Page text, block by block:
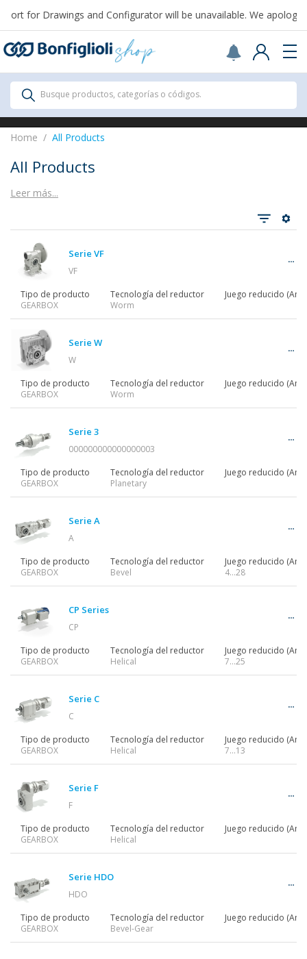
Scegli il Paese o territorio in cui sei per
acquistare online.
USA
Continue
for Drawings and Configurator will be unavailable. We apologize
All Products
All Products
Reductores
Motorreductores
Motors
Variadores
Accesorios
Otras series
Busque productos, categorías o códigos.
Home All Products
All Products
Leer más...
Serie VF
VF
Tipo de producto
GEARBOX
Tecnología del reductor
Worm
Juego reducido (Ang)
Serie W
W
Tipo de producto
GEARBOX
Tecnología del reductor
Worm
Juego reducido (Ang)
Serie 3
000000000000000003
Tipo de producto
GEARBOX
Tecnología del reductor
Planetary
Juego reducido (Ang)
Serie A
A
Tipo de producto
GEARBOX
Tecnología del reductor
Bevel
Juego reducido (Ang)
4…28
CP Series
CP
Tipo de producto
GEARBOX
Tecnología del reductor
Helical
Juego reducido (Ang)
7…25
Serie C
C
Tipo de producto
GEARBOX
Tecnología del reductor
Helical
Juego reducido (Ang)
7…13
Serie F
F
Tipo de producto
GEARBOX
Tecnología del reductor
Helical
Juego reducido (Ang)
Serie HDO
HDO
Tipo de producto
GEARBOX
Tecnología del reductor
Bevel-Gear
Juego reducido (Ang)